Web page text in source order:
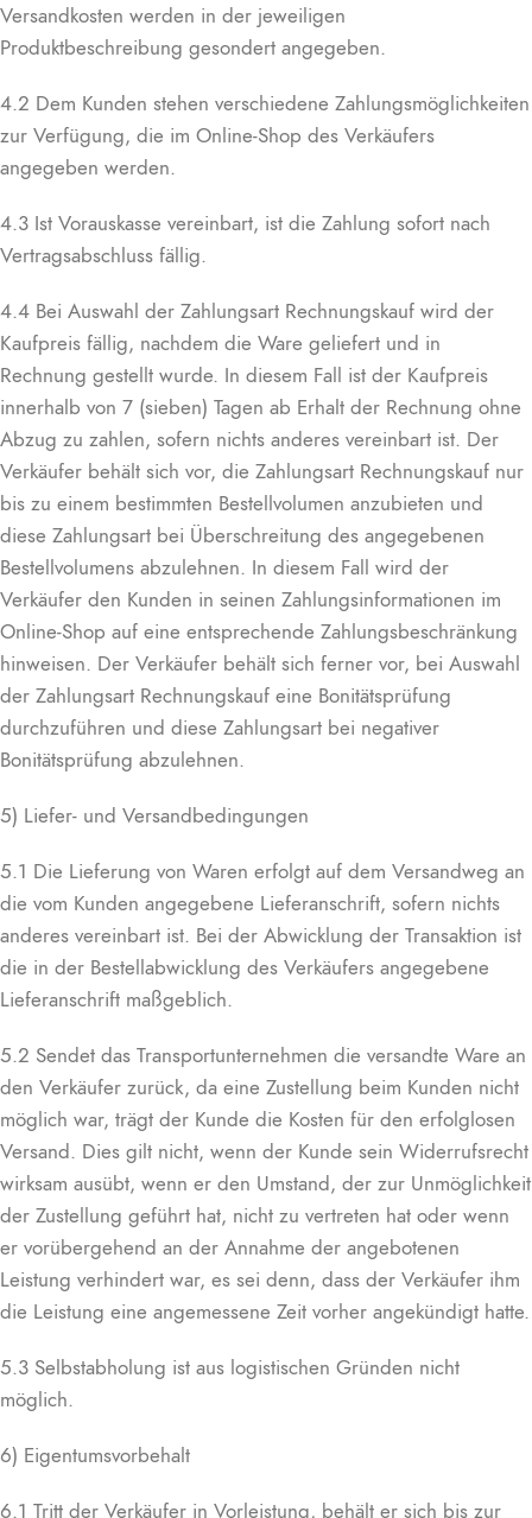
Versandkosten werden in der jeweiligen
Produktbeschreibung gesondert angegeben.
4.2 Dem Kunden stehen verschiedene Zahlungsmöglichkeiten
zur Verfügung, die im Online-Shop des Verkäufers
angegeben werden.
4.3 Ist Vorauskasse vereinbart, ist die Zahlung sofort nach
Vertragsabschluss fällig.
4.4 Bei Auswahl der Zahlungsart Rechnungskauf wird der
Kaufpreis fällig, nachdem die Ware geliefert und in
Rechnung gestellt wurde. In diesem Fall ist der Kaufpreis
innerhalb von 7 (sieben) Tagen ab Erhalt der Rechnung ohne
Abzug zu zahlen, sofern nichts anderes vereinbart ist. Der
Verkäufer behält sich vor, die Zahlungsart Rechnungskauf nur
bis zu einem bestimmten Bestellvolumen anzubieten und
diese Zahlungsart bei Überschreitung des angegebenen
Bestellvolumens abzulehnen. In diesem Fall wird der
Verkäufer den Kunden in seinen Zahlungsinformationen im
Online-Shop auf eine entsprechende Zahlungsbeschränkung
hinweisen. Der Verkäufer behält sich ferner vor, bei Auswahl
der Zahlungsart Rechnungskauf eine Bonitätsprüfung
durchzuführen und diese Zahlungsart bei negativer
Bonitätsprüfung abzulehnen.
5) Liefer- und Versandbedingungen
5.1 Die Lieferung von Waren erfolgt auf dem Versandweg an
die vom Kunden angegebene Lieferanschrift, sofern nichts
anderes vereinbart ist. Bei der Abwicklung der Transaktion ist
die in der Bestellabwicklung des Verkäufers angegebene
Lieferanschrift maßgeblich.
5.2 Sendet das Transportunternehmen die versandte Ware an
den Verkäufer zurück, da eine Zustellung beim Kunden nicht
möglich war, trägt der Kunde die Kosten für den erfolglosen
Versand. Dies gilt nicht, wenn der Kunde sein Widerrufsrecht
wirksam ausübt, wenn er den Umstand, der zur Unmöglichkeit
der Zustellung geführt hat, nicht zu vertreten hat oder wenn
er vorübergehend an der Annahme der angebotenen
Leistung verhindert war, es sei denn, dass der Verkäufer ihm
die Leistung eine angemessene Zeit vorher angekündigt hatte.
5.3 Selbstabholung ist aus logistischen Gründen nicht
möglich.
6) Eigentumsvorbehalt
6.1 Tritt der Verkäufer in Vorleistung, behält er sich bis zur